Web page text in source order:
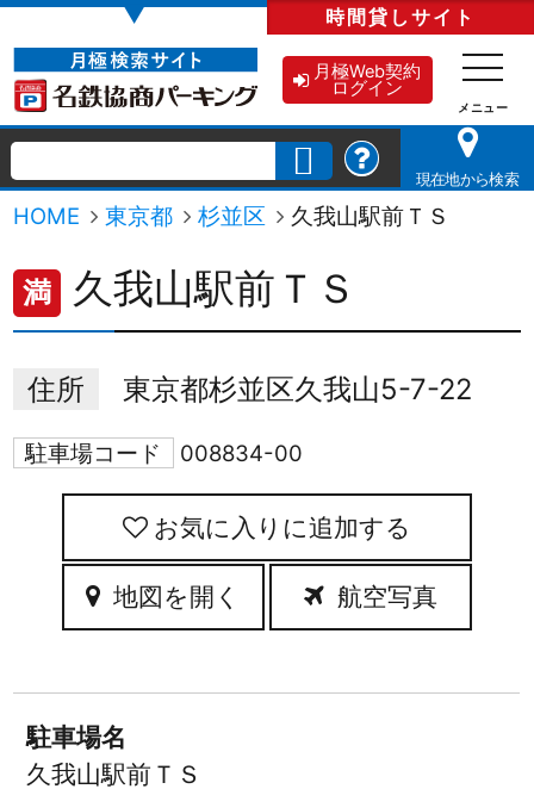
▼ 時間貸しサイト
月極Web契約
ログイン
現在地から検索
HOME 東京都 杉並区 久我山駅前ＴＳ
満 久我山駅前ＴＳ
住所 東京都杉並区久我山5-7-22
駐車場コード 008834-00
お気に入りに追加
地図を開く 航空写真
駐車場名
久我山駅前ＴＳ